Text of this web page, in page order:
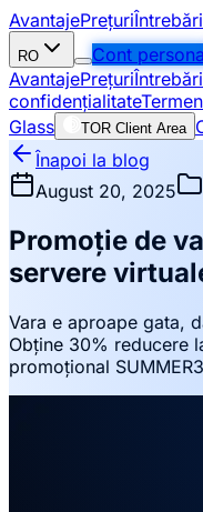
AvantajePrețuri
RO Cont
AvantajePrețuri
confidențialitate
Glass
TOR Client Area
Înapoi la blog
August 20, 2025
Promoție de
servere
Vara e aproape gata,
Obține 30% reducere
promoțional